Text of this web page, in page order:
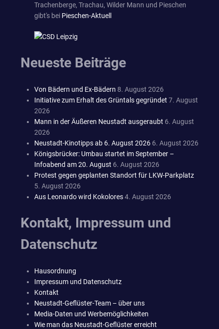
Trachenberge, Trachau, Wilder Mann und Pieschen
gibt's bei Pieschen-Aktuell
Neueste Beiträge
Von Bädern und Ex-Bädern 8. August 2026
Initiative zum Erhalt des Grüntals gegründet 7. August
2026
Mann in der Äußeren Neustadt ausgeraubt 6. August
2026
Neustadt-Kinotipps ab 6. August 2026 6. August 2026
Königsbrücker: Umbau startet im September –
Infoabend am 20. August 6. August 2026
Protest gegen geplanten Standort für LKW-Parkplatz
5. August 2026
Aus Leonardo wird Kokolores4. August 2026
Kontakt, Impressum und
Datenschutz
Hausordnung
Impressum und Datenschutz
Kontakt
Neustadt-Geflüster-Team – über uns
Media-Daten und Werbemöglichkeiten
Wie man das Neustadt-Geflüster erreicht